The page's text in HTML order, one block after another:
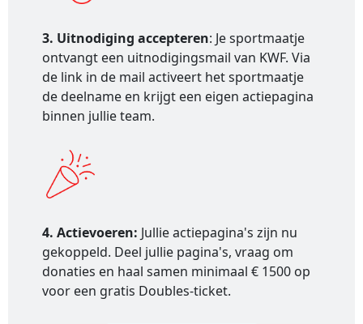
3. Uitnodiging accepteren: Je sportmaatje
ontvangt een uitnodigingsmail van KWF. Via
de link in de mail activeert het sportmaatje
de deelname en krijgt een eigen actiepagina
binnen jullie team.
4. Actievoeren: Jullie actiepagina's zijn nu
gekoppeld. Deel jullie pagina's, vraag om
donaties en haal samen minimaal € 1500 op
voor een gratis Doubles-ticket.